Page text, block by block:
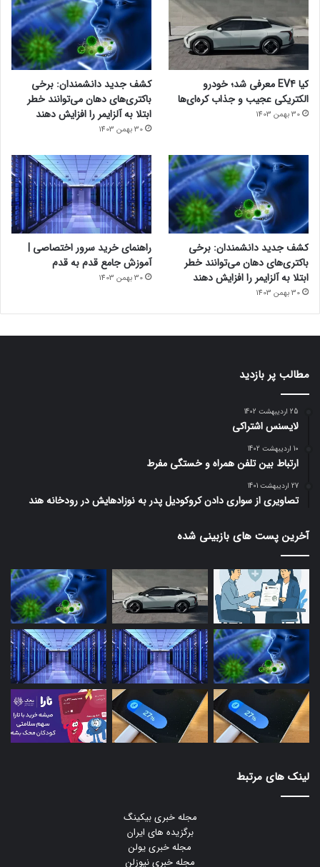
کیا EV4 معرفی شد؛ خودرو
الکتریکی عجیب و جذاب کره‌ای‌ها
30 بهمن 1403
کشف جدید دانشمندان: برخی
باکتری‌های دهان می‌توانند خطر
ابتلا به آلزایمر را افزایش دهند
30 بهمن 1403
کشف جدید دانشمندان: برخی
باکتری‌های دهان می‌توانند خطر
ابتلا به آلزایمر را افزایش دهند
30 بهمن 1403
راهنمای خرید سرور اختصاصی |
آموزش جامع قدم به قدم
30 بهمن 1403
مطالب پر بازدید
25 اردیبهشت 1402
لایسنس اشتراکی
10 اردیبهشت 1402
ارتباط بین تلفن همراه و خستگی مفرط
27 اردیبهشت 1401
تصاویری از سواری دادن کروکودیل پدر به نوزادهایش در رودخانه هند
آخرین پست های بازبینی شده
لینک های مرتبط
مجله خبری بیکینگ
برگزیده های ایران
مجله خبری یولن
مجله خبری نیوزلن